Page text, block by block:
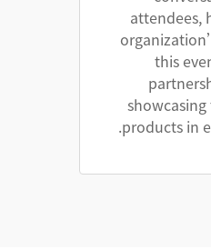
attendees,
this
products in